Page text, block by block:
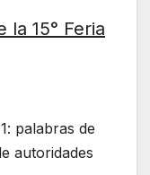
15° Feria
palabras de
autoridades